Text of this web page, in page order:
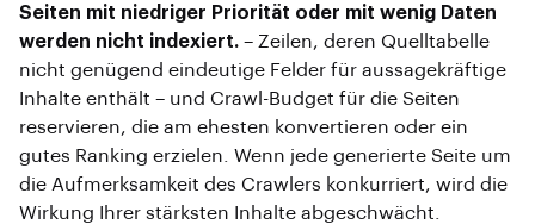
Seiten mit niedriger Priorität oder mit wenig Daten
werden nicht indexiert. – Zeilen, deren Quelltabelle
nicht genügend eindeutige Felder für aussagekräftige
Inhalte enthält – und Crawl-Budget für die Seiten
reservieren, die am ehesten konvertieren oder ein
gutes Ranking erzielen. Wenn jede generierte Seite um
die Aufmerksamkeit des Crawlers konkurriert, wird die
Wirkung Ihrer stärksten Inhalte abgeschwächt.